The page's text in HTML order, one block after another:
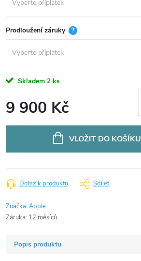
Prodloužení záruky ?
Skladem 2 ks
9 900 Kč
VLOŽIT DO KOŠÍKU
Dotaz k produktu Sdílet
Značka:Apple
Záruka: 12 měsíců
Popis produktu